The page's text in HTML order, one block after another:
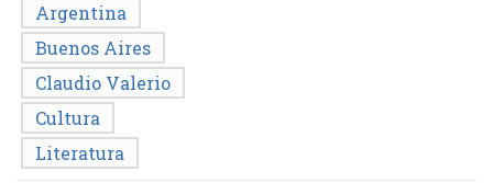
Argentina
Buenos Aires
Claudio Valerio
Cultura
Literatura